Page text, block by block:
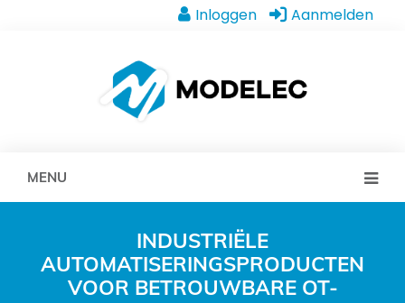
Inloggen Aanmelden
MENU
INDUSTRIËLE
AUTOMATISERINGSPRODUCTEN
VOOR BETROUWBARE OT-